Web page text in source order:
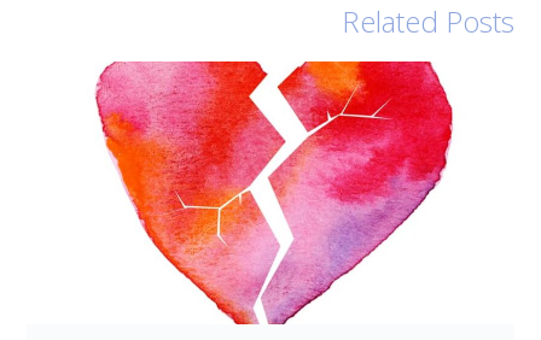
Related Posts